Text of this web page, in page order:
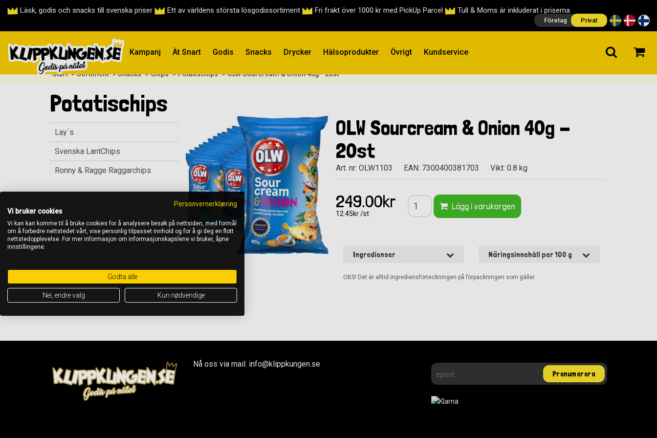
Läsk, godis och snacks till svenska priser Ett av världens största lösgodissortiment Fri frakt över 1000 kr med PickUp Parcel Tull & Moms är inkluderat i priserna
Företag Privat
Kampanj Ät Snart Godis Snacks Drycker Hälsoprodukter Övrigt Kundservice
Start > Sortiment > Snacks > Chips > Potatischips > OLW Sourcream & Onion 40g - 20st
Potatischips
Lay´s
Svenska LantChips
Ronny & Ragge Raggarchips
OLW Sourcream & Onion 40g -
20st
Art. nr: OLW1103 EAN: 7300400381703 Vikt: 0.8 kg
249.00kr
12.45kr /st
Lägg i varukorgen
Ingredienser Näringsinnehåll per 100 g
OBS! Det är alltid ingrediensförteckningen på förpackningen som gäller
Nå oss via mail: info@klippkungen.se
Personvernerklæring
Vi bruker cookies
Vi kan kan komme til å bruke cookies for å analysere besøk på nettsiden, med formål
om å forbedre nettstedet vårt, vise personlig tilpasset innhold og for å gi deg en flott
nettstedopplevelse. For mer informasjon om informasjonskapslene vi bruker, åpne
innstillingene.
Godta alle
Nei, endre valg Kun nødvendige